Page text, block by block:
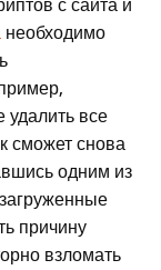
с сайта и
необходимо
удалить все
сможет снова
одним из
причину
взломать